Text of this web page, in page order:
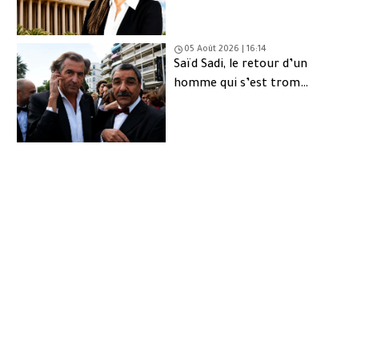
05 Août 2026 | 16:14
Saïd Sadi, le retour d’un
homme qui s’est trompé